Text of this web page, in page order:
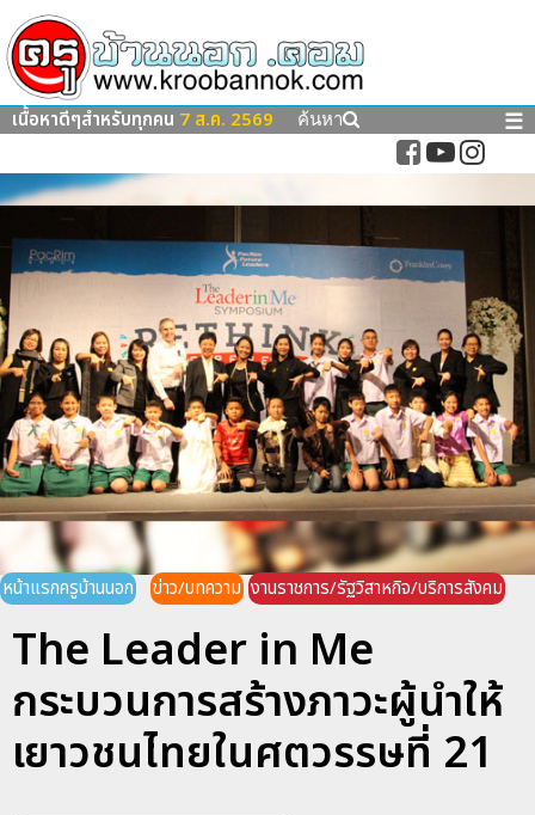
เนื้อหาดีๆสำหรับทุกคน 7 ส.ค. 2569 ค้นหา ☰
หน้าแรกครูบ้านนอก ข่าว/บทความ งานราชการ/รัฐวิสาหกิจ/บริการสังคม
The Leader in Me
กระบวนการสร้างภาวะผู้นำให้
เยาวชนไทยในศตวรรษที่ 21